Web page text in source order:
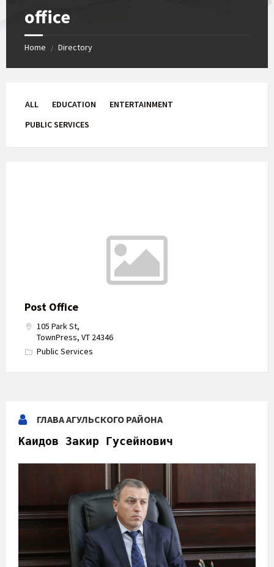
office
Home / Directory
ALL EDUCATION
ENTERTAINMENT
PUBLIC SERVICES
Post Office
105 Park St,
TownPress, VT 24346
Public Services
ГЛАВА АГУЛЬСКОГО РАЙОНА
Каидов Закир Гусейнович